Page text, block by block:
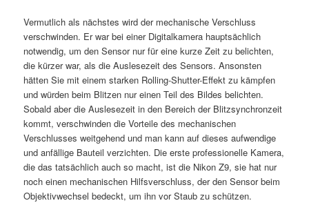
Vermutlich als nächstes wird der mechanische Verschluss
verschwinden. Er war bei einer Digitalkamera hauptsächlich
notwendig, um den Sensor nur für eine kurze Zeit zu belichten,
die kürzer war, als die Auslesezeit des Sensors. Ansonsten
hätten Sie mit einem starken Rolling-Shutter-Effekt zu kämpfen
und würden beim Blitzen nur einen Teil des Bildes belichten.
Sobald aber die Auslesezeit in den Bereich der Blitzsynchronzeit
kommt, verschwinden die Vorteile des mechanischen
Verschlusses weitgehend und man kann auf dieses aufwendige
und anfällige Bauteil verzichten. Die erste professionelle Kamera,
die das tatsächlich auch so macht, ist die Nikon Z9, sie hat nur
noch einen mechanischen Hilfsverschluss, der den Sensor beim
Objektivwechsel bedeckt, um ihn vor Staub zu schützen.